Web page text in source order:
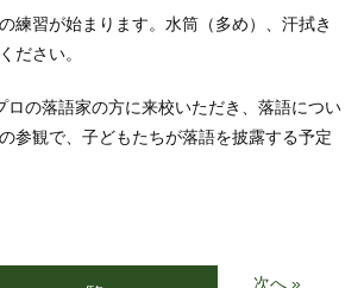
練習が始まります。水筒（多め）、汗拭き
ださい。
ロの落語家の方に来校いただき、落語につい
参観で、子どもたちが落語を披露する予定
次へ »